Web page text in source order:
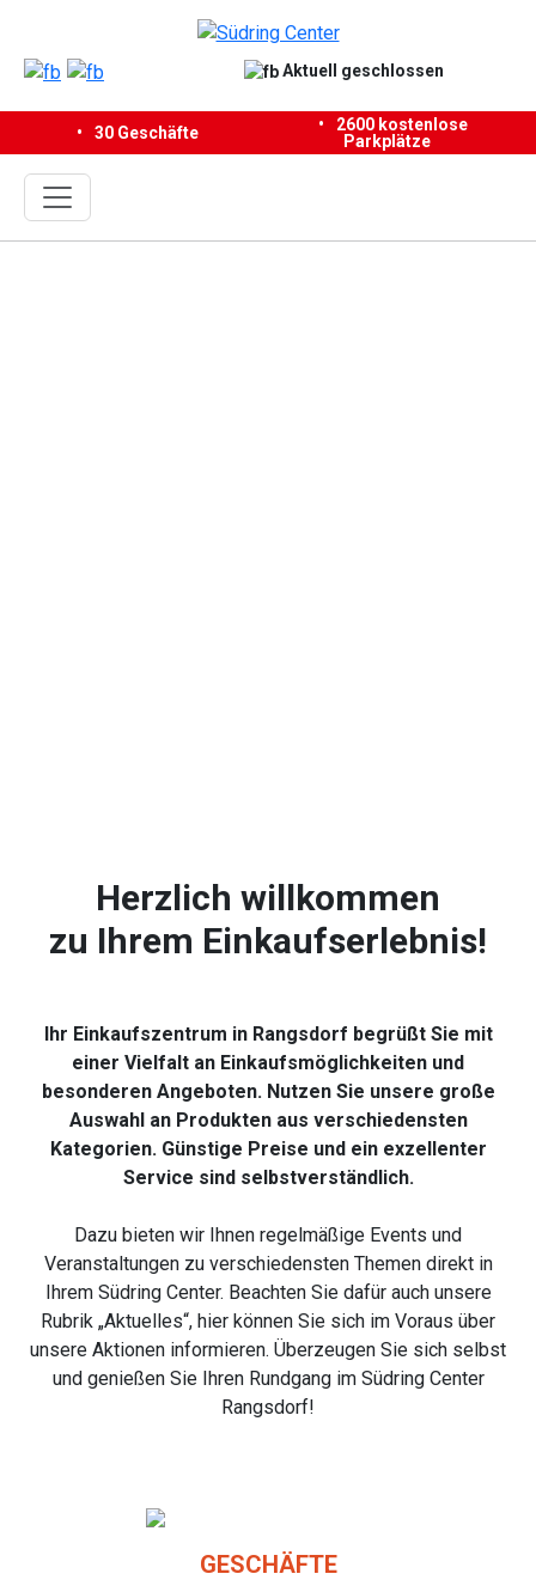
Aktuell geschlossen
30 Geschäfte •
2600 kostenlose
Parkplätze
Herzlich willkommen
zu Ihrem Einkaufserlebnis!
Ihr Einkaufszentrum in Rangsdorf begrüßt Sie mit
einer Vielfalt an Einkaufsmöglichkeiten und
besonderen Angeboten. Nutzen Sie unsere große
Auswahl an Produkten aus verschiedensten
Kategorien. Günstige Preise und ein exzellenter
Service sind selbstverständlich.
Dazu bieten wir Ihnen regelmäßige Events und
Veranstaltungen zu verschiedensten Themen direkt in
Ihrem Südring Center. Beachten Sie dafür auch unsere
Rubrik „Aktuelles“, hier können Sie sich im Voraus über
unsere Aktionen informieren. Überzeugen Sie sich selbst
und genießen Sie Ihren Rundgang im Südring Center
Rangsdorf!
GESCHÄFTE